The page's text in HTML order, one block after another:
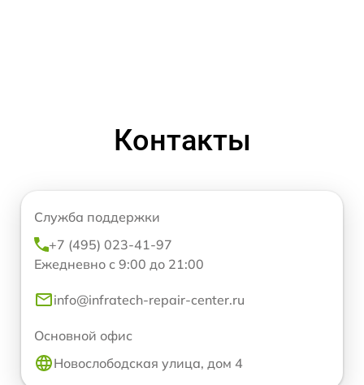
Контакты
Служба поддержки
+7 (495) 023-41-97
Ежедневно с 9:00 до 21:00
info@infratech-repair-center.ru
Основной офис
Новослободская улица, дом 4